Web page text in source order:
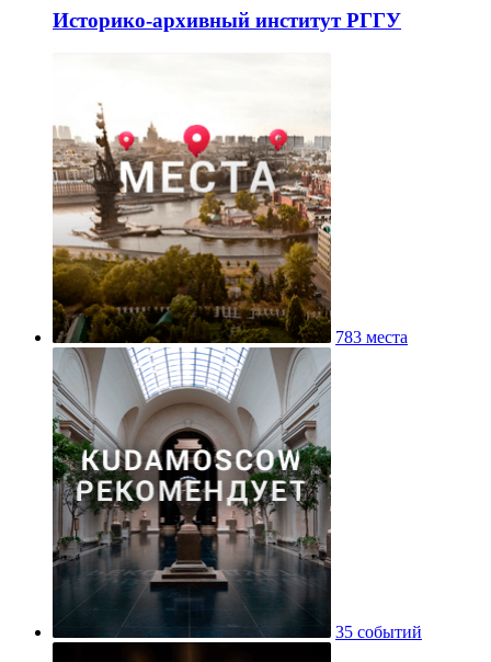
Историко-архивный институт РГГУ
783 места
35 событий